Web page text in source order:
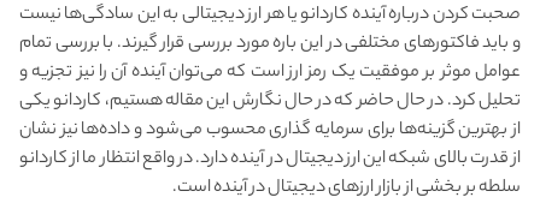
صحبت کردن درباره آینده کاردانو یا هر ارز دیجیتالی به این سادگی‌ها نیست
و باید فاکتورهای مختلفی در این باره مورد بررسی قرار گیرند. با بررسی تمام
عوامل موثر بر موفقیت یک رمز ارز است که می‌توان آینده آن را نیز تجزیه و
تحلیل کرد. در حال حاضر که در حال نگارش این مقاله هستیم، کاردانو یکی
از بهترین گزینه‌ها برای سرمایه گذاری محسوب می‌شود و داده‌ها نیز نشان
از قدرت بالای شبکه این ارز دیجیتال در آینده دارد. در واقع انتظار ما از کاردانو
سلطه بر بخشی از بازار ارزهای دیجیتال در آینده است.